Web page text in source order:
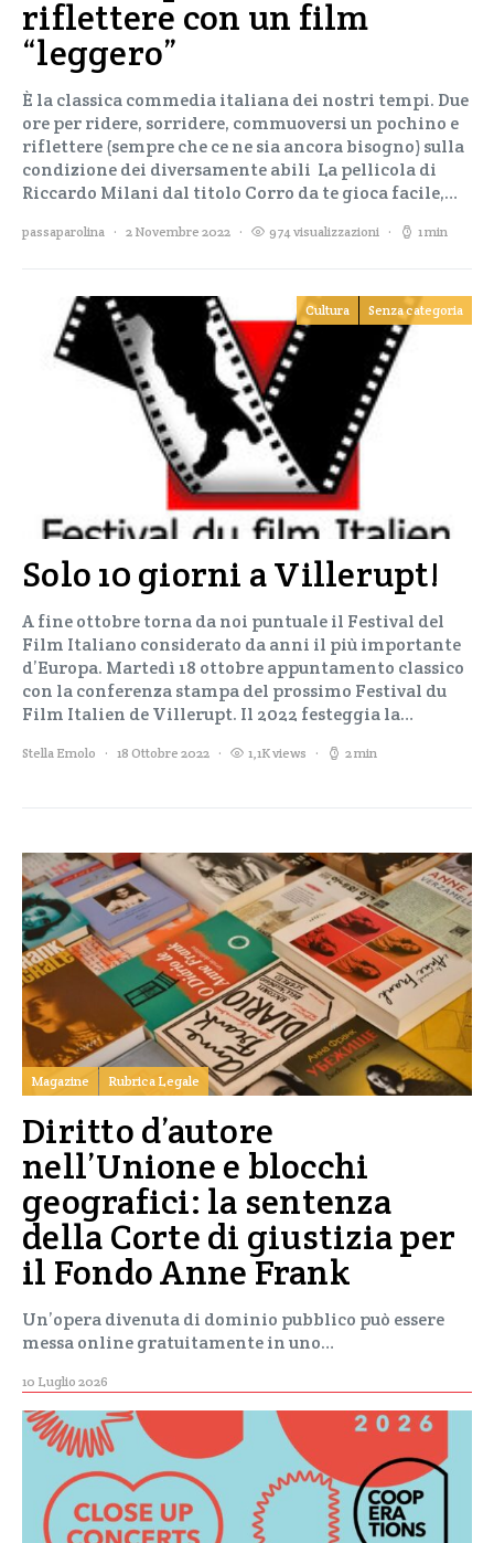
riflettere con un film
“leggero”
È la classica commedia italiana dei nostri tempi. Due
ore per ridere, sorridere, commuoversi un pochino e
riflettere (sempre che ce ne sia ancora bisogno) sulla
condizione dei diversamente abili La pellicola di
Riccardo Milani dal titolo Corro da te gioca facile,…
passaparolina 2 Novembre 2022 974 visualizzazioni 1 min
Cultura Senza categoria
Solo 10 giorni a Villerupt!
A fine ottobre torna da noi puntuale il Festival del
Film Italiano considerato da anni il più importante
d’Europa. Martedì 18 ottobre appuntamento classico
con la conferenza stampa del prossimo Festival du
Film Italien de Villerupt. Il 2022 festeggia la…
Stella Emolo 18 Ottobre 2022 1,1K views 2 min
Magazine Rubrica Legale
Diritto d’autore
nell’Unione e blocchi
geografici: la sentenza
della Corte di giustizia per
il Fondo Anne Frank
Un’opera divenuta di dominio pubblico può essere
messa online gratuitamente in uno…
10 Luglio 2026